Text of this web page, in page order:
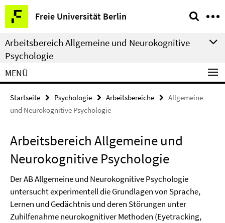
Springe
direkt
zu
Inhalt
Freie Universität Berlin
Service-
Navigation
Arbeitsbereich Allgemeine und Neurokognitive
Psychologie
MENÜ
Startseite Psychologie Arbeitsbereiche
Allgemeine
und Neurokognitive Psychologie
Arbeitsbereich Allgemeine und
Neurokognitive Psychologie
Der AB Allgemeine und Neurokognitive Psychologie
untersucht experimentell die Grundlagen von Sprache,
Lernen und Gedächtnis und deren Störungen unter
Zuhilfenahme neurokognitiver Methoden (Eyetracking,